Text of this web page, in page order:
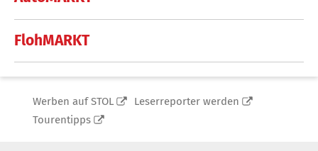
FlohMARKT
Werben auf STOL
Leserreporter werden
Tourentipps